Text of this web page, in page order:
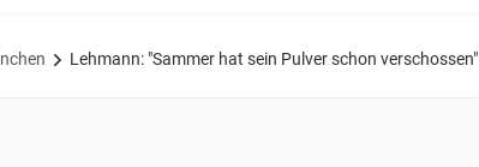
Lehmann: "Sammer hat sein Pulver schon verschossen"